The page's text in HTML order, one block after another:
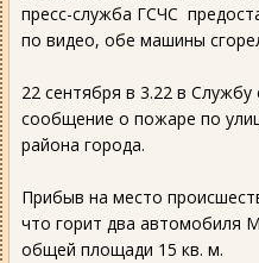
пресс-служба ГСЧС
по видео, обе машины
22 сентября в 3.22 в Службу
сообщение о пожаре по
района города.
Прибыв на место
что горит два автомобиля
общей площади 15 кв. м.